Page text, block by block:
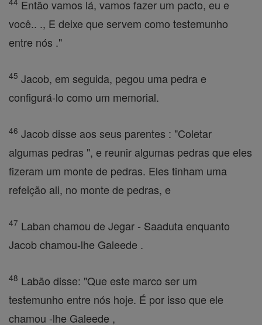
Então vamos lá, vamos fazer um pacto, eu e
você.. ., E deixe que servem como testemunho
entre nós ."
45 Jacob, em seguida, pegou uma pedra e
configurá-lo como um memorial.
46 Jacob disse aos seus parentes : "Coletar
algumas pedras ", e reunir algumas pedras que eles
fizeram um monte de pedras. Eles tinham uma
refeição ali, no monte de pedras, e
47 Laban chamou de Jegar - Saaduta enquanto
Jacob chamou-lhe Galeede .
48 Labão disse: "Que este marco ser um
testemunho entre nós hoje. É por isso que ele
chamou -lhe Galeede ,